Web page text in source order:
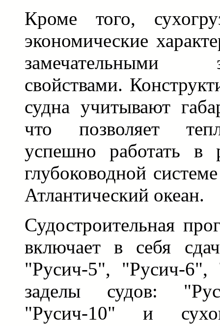
Кроме того,
экономические
замечательными
свойствами.
судна учитывают
что позволяет
успешно работать в
глубоководной
Атлантический океан.
Судостроительная
включает в себя
"Русич-5", "Русич-6",
заделы судов:
"Русич-10" и